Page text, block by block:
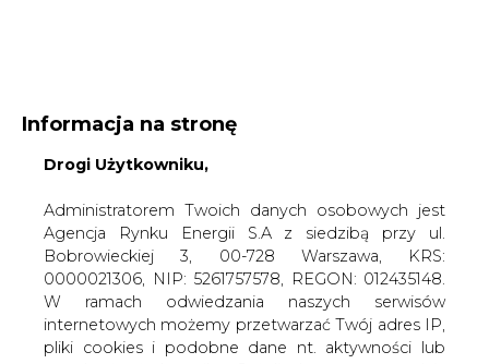
Administratorem Twoich danych osobowych jest
Bobrowieckiej 3, 00-728 Warszawa, KRS:
W ramach odwiedzania naszych serwisów
internetowych możemy przetwarzać Twój adres IP,
pliki cookies i podobne dane nt. aktywności lub
urządzeń użytkownika. Jeżeli dane te pozwalają
zidentyfikować Twoją tożsamość, wówczas będą
traktowane dodatkowo jako dane osobowe
zgodnie z Rozporządzeniem Parlamentu